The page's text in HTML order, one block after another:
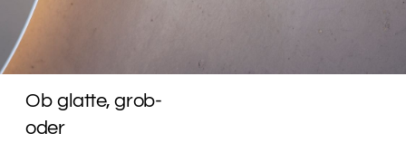
Ob glatte, grob-
oder